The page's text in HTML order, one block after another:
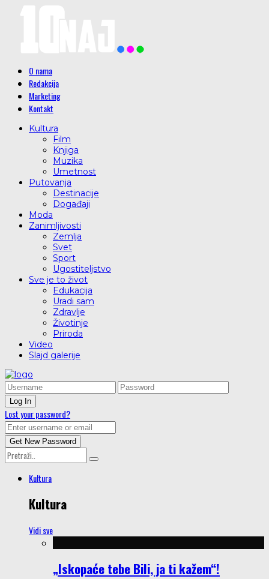
O nama
Redakcija
Marketing
Kontakt
Kultura
Film
Knjiga
Muzika
Umetnost
Putovanja
Destinacije
Događaji
Moda
Zanimljivosti
Zemlja
Svet
Sport
Ugostiteljstvo
Sve je to život
Edukacija
Uradi sam
Zdravlje
Životinje
Priroda
Video
Slajd galerije
Lost your password?
Kultura
Kultura
Vidi sve
„Iskopaće tebe Bili, ja ti kažem“!